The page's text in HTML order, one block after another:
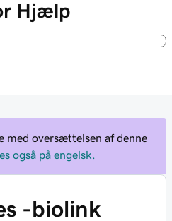
Hjælp
med oversættelsen af denne
også på engelsk.
-biolink